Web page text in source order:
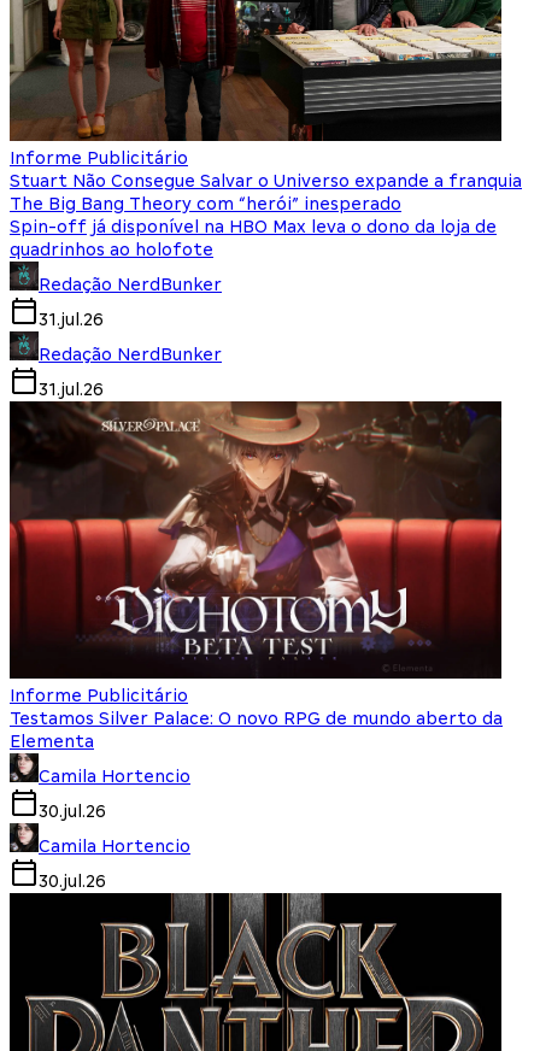
Informe Publicitário
Stuart Não Consegue Salvar o Universo expande a franquia
The Big Bang Theory com “herói” inesperado
Spin-off já disponível na HBO Max leva o dono da loja de
quadrinhos ao holofote
Redação NerdBunker
31.jul.26
Redação NerdBunker
31.jul.26
Informe Publicitário
Testamos Silver Palace: O novo RPG de mundo aberto da
Elementa
Camila Hortencio
30.jul.26
Camila Hortencio
30.jul.26